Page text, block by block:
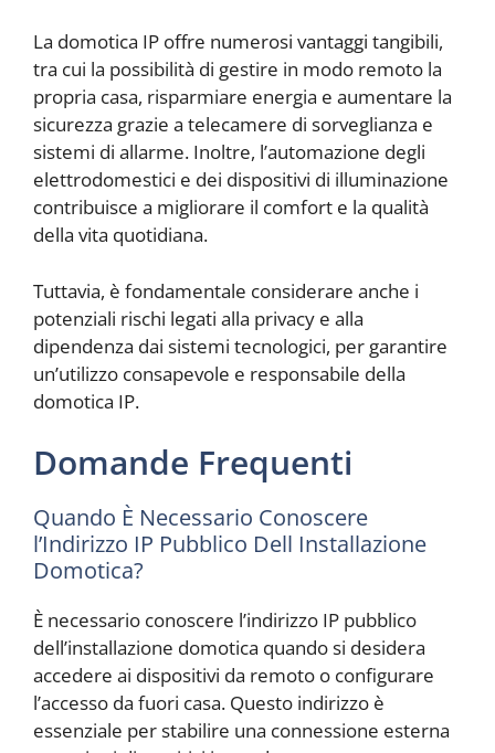
La domotica IP offre numerosi vantaggi tangibili,
tra cui la possibilità di gestire in modo remoto la
propria casa, risparmiare energia e aumentare la
sicurezza grazie a telecamere di sorveglianza e
sistemi di allarme. Inoltre, l’automazione degli
elettrodomestici e dei dispositivi di illuminazione
contribuisce a migliorare il comfort e la qualità
della vita quotidiana.
Tuttavia, è fondamentale considerare anche i
potenziali rischi legati alla privacy e alla
dipendenza dai sistemi tecnologici, per garantire
un’utilizzo consapevole e responsabile della
domotica IP.
Domande Frequenti
Quando È Necessario Conoscere
l’Indirizzo IP Pubblico Dell Installazione
Domotica?
È necessario conoscere l’indirizzo IP pubblico
dell’installazione domotica quando si desidera
accedere ai dispositivi da remoto o configurare
l’accesso da fuori casa. Questo indirizzo è
essenziale per stabilire una connessione esterna